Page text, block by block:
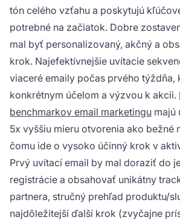
tón celého vzťahu a poskytujú
potrebné na začiatok. Dobre
mal byť personalizovaný, akčný a
krok. Najefektívnejšie uvítacie
viaceré emaily počas prvého týždňa,
konkrétnym účelom a výzvou k akcii.
benchmarkov email marketingu majú
5x vyššiu mieru otvorenia ako bežné
čomu ide o vysoko účinný krok v
Prvý uvítací email by mal doraziť do
registrácie a obsahovať unikátny
partnera, stručný prehľad produktu/
najdôležitejší ďalší krok (zvyčajne